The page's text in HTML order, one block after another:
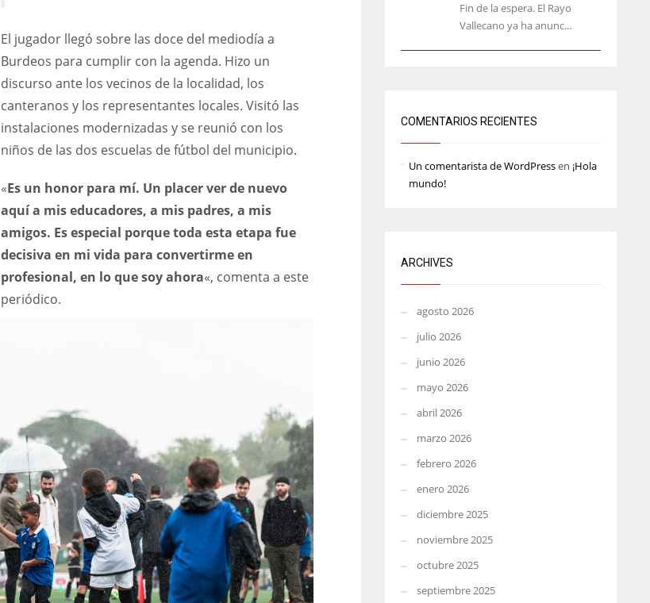
24
NE
16
MIA
17 26
El jugador llegó sobre las doce del mediodía a
Burdeos para cumplir con la agenda. Hizo un
discurso ante los vecinos de la localidad, los
canteranos y los representantes locales. Visitó las
instalaciones modernizadas y se reunió con los
niños de las dos escuelas de fútbol del municipio.
«Es un honor para mí. Un placer ver de nuevo
aquí a mis educadores, a mis padres, a mis
amigos. Es especial porque toda esta etapa fue
decisiva en mi vida para convertirme en
profesional, en lo que soy ahora«, comenta a este
periódico.
Fin de la espera. El Rayo
Vallecano ya ha anunc...
COMENTARIOS RECIENTES
Un comentarista de WordPressen ¡Hola
mundo!
ARCHIVES
agosto 2026
julio 2026
junio 2026
mayo 2026
abril 2026
marzo 2026
febrero 2026
enero 2026
diciembre 2025
noviembre 2025
octubre 2025
septiembre 2025